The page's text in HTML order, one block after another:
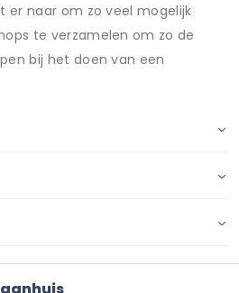
er naar om zo veel mogelijk
te verzamelen om zo de
bij het doen van een